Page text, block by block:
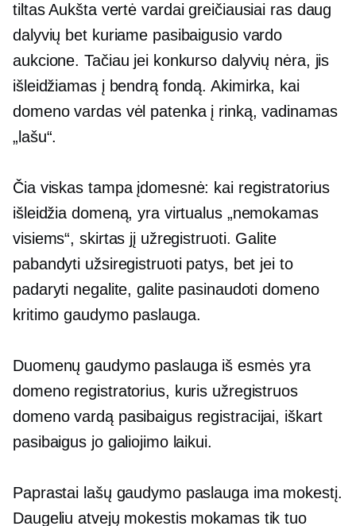
tiltasAukšta vertė vardai greičiausiai ras daug
dalyvių bet kuriame pasibaigusio vardo
aukcione. Tačiau jei konkurso dalyvių nėra, jis
išleidžiamas į bendrą fondą. Akimirka, kai
domeno vardas vėl patenka į rinką, vadinamas
„lašu“.
Čia viskas tampa įdomesnė: kai registratorius
išleidžia domeną, yra virtualus „nemokamas
visiems“, skirtas jį užregistruoti. Galite
pabandyti užsiregistruoti patys, bet jei to
padaryti negalite, galite pasinaudoti domeno
kritimo gaudymo paslauga.
Duomenų gaudymo paslauga iš esmės yra
domeno registratorius, kuris užregistruos
domeno vardą pasibaigus registracijai, iškart
pasibaigus jo galiojimo laikui.
Paprastai lašų gaudymo paslauga ima mokestį.
Daugeliu atvejų mokestis mokamas tik tuo